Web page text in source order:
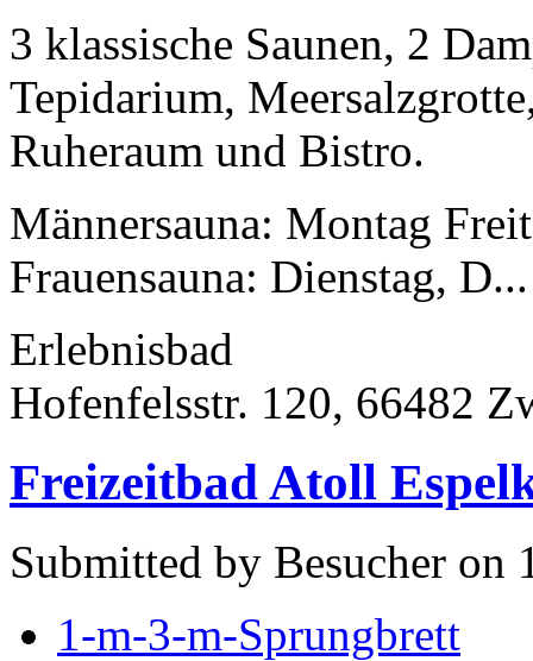
3 klassische Saunen, 2
Tepidarium,
Ruheraum und Bistro.
Männersauna: Montag
Frauensauna: Dienstag, D...
Erlebnisbad
Hofenfelsstr. 120, 66482
Freizeitbad Atoll
Submitted by Besucher on
1-m-3-m-Sprungbrett